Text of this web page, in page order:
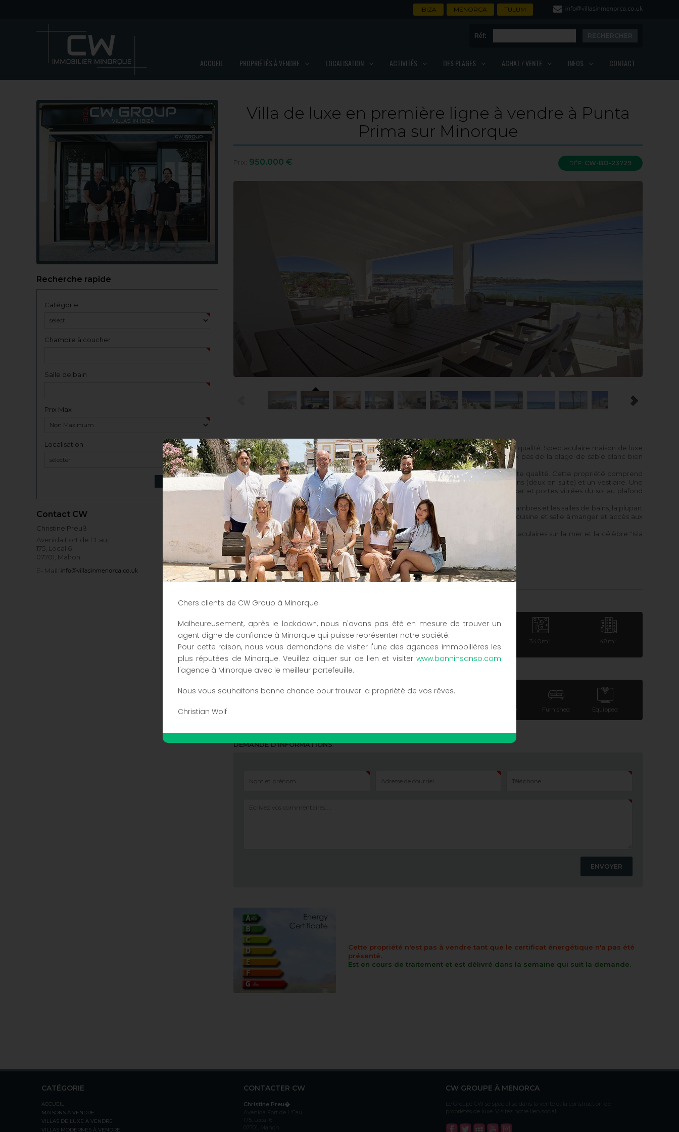
IBIZA MENORCA TULUM
Réf:
ACCUEIL PROPRIÉTÉS À VENDRE LOCALISATION ACTIVITÉS DES PLAGES ACHAT / VENTE INFOS CONTACT
Chers clients de CW Group à Minorque.
Malheureusement, après le lockdown, nous n'avons pas été en mesure de trouver un
agent digne de confiance à Minorque qui puisse représenter notre société.
Pour cette raison, nous vous demandons de visiter l'une des agences immobilières les
plus réputées de Minorque. Veuillez cliquer sur ce lien et visiter www.bonninsanso.com
l'agence à Minorque avec le meilleur portefeuille.
Nous vous souhaitons bonne chance pour trouver la propriété de vos rêves.
Christian Wolf
Villa de luxe en première ligne à vendre à Punta
Prima sur Minorque
Prix: 950.000 € RÉF: CW-BO-23729
Propriété unique dans un emplacement superbe avec des caractéristiques de haute qualité. Spectaculaire maison de luxe
en première ligne d'environ 48 m² construite sur un terrain d'environ 340 m², à deux pas de la plage de sable blanc bien
connue de Punta Prima.
La maison a été récemment rénovée avec beaucoup de goût et des finitions de haute qualité. Cette propriété comprend
quatre chambres avec placards, air conditionné (chaud et froid), quatre salles de bains (deux en suite) et un vestiaire. Une
cuisine et un coin repas parfaitement équipés. Deux salons, l'un avec cheminée et bar et portes vitrées du sol au plafond
donnant sur les grandes terrasses avec vue splendide sur la plage et la mer.
La maison est divisée en deux parties distinctes. Le rez-de-chaussée comprend les chambres et les salles de bains, la plupart
des chambres avec accès au patio - jardin et Jacuzzi. Le 1er étage offre deux salons, cuisine et salle à manger et accès aux
grandes terrasses couvertes avec vue imprenable.
Un escalier extérieur en colimaçon mène au solarium très privé avec des vues spectaculaires sur la mer et la célèbre "Isla
delAire".
Traduit avec www.DeepL.com/Translator
INFORMATIONS GÉNÉRALES
Menorca
Villas de luxe 340m² 48m²
ENTRETIENS
Terrace Furnished Equipped
DEMANDE D'INFORMATIONS
Cette propriété n'est pas à vendre tant que le certificat énergétique n'a pas été
présenté.
Est en cours de traitement et est délivré dans la semaine qui suit la demande.
Recherche rapide
Catégorie
Chambre à coucher
Salle de bain
Prix Max
Localisation
Contact CW
Christine Preuß
Avenida Fort de l 'Eau,
175, Local 6
07701, Mahon
E- Mail:
CATÉGORIE
ACCUEIL
MAISONS À VENDRE
VILLAS DE LUXE À VENDRE
VILLAS MODERNES À VENDRE
CONTACTER CW
Christine Preu�
Avenida Fort de l 'Eau,
175, Local 6
07701, Mahon
CW GROUPE À MENORCA
Le Groupe CW se spécialise dans la vente et la construction de
propriétés de luxe. Visitez notre lien social.